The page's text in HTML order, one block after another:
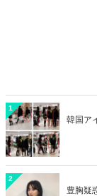
1
韓国ア
2
豊胸疑